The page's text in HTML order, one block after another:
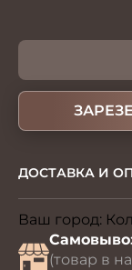
ДОСТАВКА И
Ваш город:
(товар в